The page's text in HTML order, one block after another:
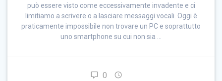
può essere visto come eccessivamente invadente e ci
limitiamo a scrivere o a lasciare messaggi vocali. Oggi è
praticamente impossibile non trovare un PC e soprattutto
uno smartphone su cui non sia …
0